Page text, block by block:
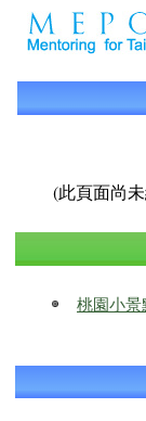
(此頁面尚未
桃園小